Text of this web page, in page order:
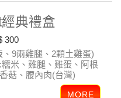
典禮盒
300
、9兩雞腿、2顆土雞蛋)
米、雞腿、雞蛋、阿根
菇、腰內肉(台灣)